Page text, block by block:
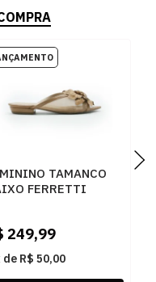
TAMANCO
FERRETTI
249,99
de R$ 50,00